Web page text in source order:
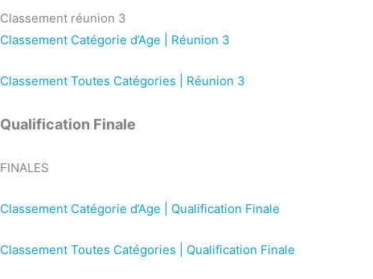
Classement réunion 3
Classement Catégorie d’Age | Réunion 3
Classement Toutes Catégories | Réunion 3
Qualification Finale
FINALES
Classement Catégorie d’Age | Qualification Finale
Classement Toutes Catégories | Qualification Finale